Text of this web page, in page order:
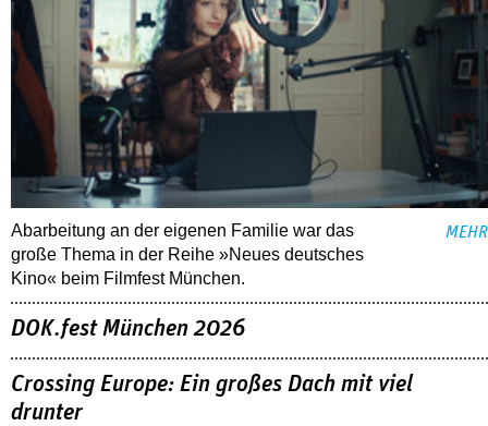
Abarbeitung an der eigenen Familie war das
große Thema in der Reihe »Neues deutsches
Kino« beim Filmfest München.
MEHR
DOK.fest München 2026
Crossing Europe: Ein großes Dach mit viel
drunter